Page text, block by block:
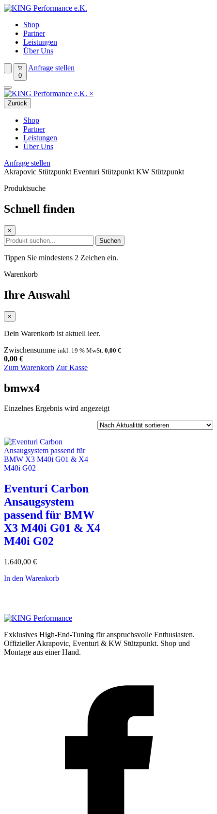
Shop
Partner
Leistungen
Über Uns
0
Anfrage stellen
×
Zurück
Shop
Partner
Leistungen
Über Uns
Anfrage stellen
Akrapovic Stützpunkt Eventuri Stützpunkt KW Stützpunkt
Produktsuche
Schnell finden
×
Suchen
Tippen Sie mindestens 2 Zeichen ein.
Warenkorb
Ihre Auswahl
×
Dein Warenkorb ist aktuell leer.
Zwischensumme inkl. 19 % MwSt. 0,00 €
0,00 €
Zum Warenkorb Zur Kasse
bmwx4
Einzelnes Ergebnis wird angezeigt
Eventuri Carbon
Ansaugsystem
passend für BMW
X3 M40i G01 & X4
M40i G02
1.640,00 €
In den Warenkorb
Exklusives High-End-Tuning für anspruchsvolle Enthusiasten.
Offizieller Akrapovic, Eventuri & KW Stützpunkt. Shop und
Montage aus einer Hand.